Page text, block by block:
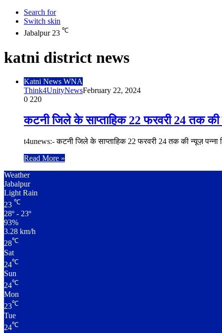
Search for
Switch skin
Jabalpur 23 ℃
katni district news
Katni News WNA
Think4UnityNewsFebruary 22, 2024
0 220
कटनी जिले के साप्ताहिक 22 फरवरी 24 तक
t4unews:- कटनी जिले के साप्ताहिक 22 फरवरी 24 तक की न्यूज़ पन्ना
Read More »
Weather
Jabalpur
Light Rain
23 ℃
28º - 23º
93%
3.28 km/h
28℃
Sat
24℃
Sun
24℃
Mon
23℃
Tue
24℃